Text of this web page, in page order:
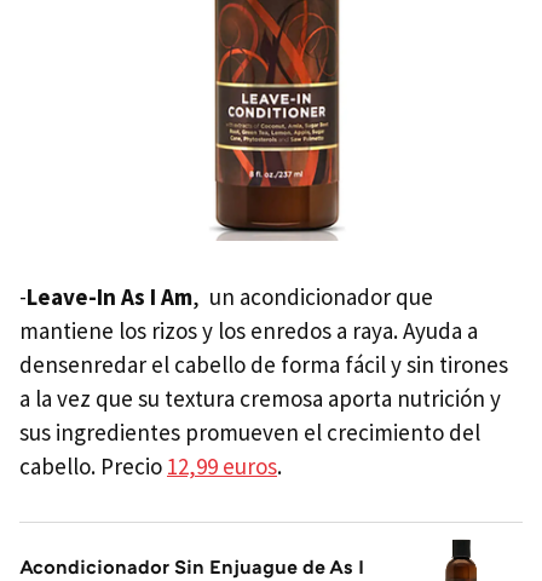
-Leave-In As I Am, un acondicionador que
mantiene los rizos y los enredos a raya. Ayuda a
densenredar el cabello de forma fácil y sin tirones
a la vez que su textura cremosa aporta nutrición y
sus ingredientes promueven el crecimiento del
cabello. Precio 12,99 euros.
Acondicionador Sin Enjuague de As I